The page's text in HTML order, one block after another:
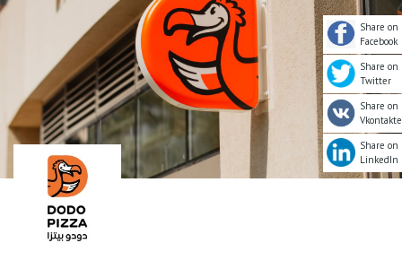
Share on
Facebook
Share on
Twitter
Share on
Vkontakte
Share on
LinkedIn